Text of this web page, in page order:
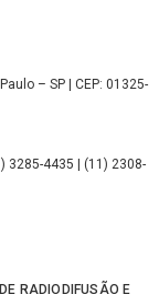
– SP | CEP: 01325-
3285-4435 | (11) 2308-
RADIODIFUSÃO E